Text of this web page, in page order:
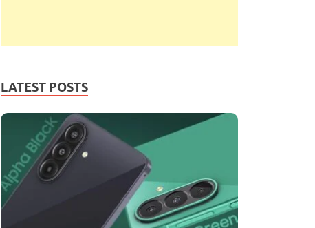
LATEST POSTS